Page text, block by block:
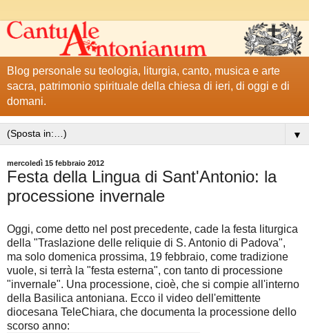
Blog personale su teologia, liturgia, canto, musica e arte
sacra, patrimonio spirituale della chiesa di ieri, di oggi e di
domani.
▼
mercoledì 15 febbraio 2012
Festa della Lingua di Sant'Antonio: la
processione invernale
Oggi, come detto nel post precedente, cade la festa liturgica
della "Traslazione delle reliquie di S. Antonio di Padova",
ma solo domenica prossima, 19 febbraio, come tradizione
vuole, si terrà la "festa esterna", con tanto di processione
"invernale". Una processione, cioè, che si compie all'interno
della Basilica antoniana. Ecco il video dell'emittente
diocesana TeleChiara, che documenta la processione dello
scorso anno: